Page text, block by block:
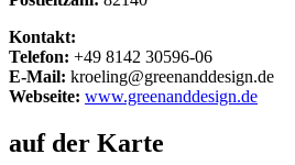
Kontakt:
Telefon: +49 8142 30596-06
E-Mail: kroeling@greenanddesign.de
Webseite: www.greenanddesign.de
auf der Karte